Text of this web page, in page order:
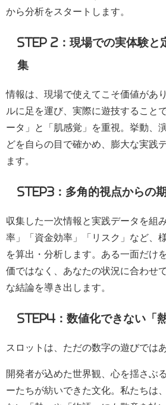
から分析をスタートします。
STEP 2：現場での実体験と
集
情報は、現場で使えてこそ価値があ
ルに足を運び、実際に遊技すること
ータ」と「肌感覚」を重視。挙動、
どを自らの目で確かめ、膨大な実践
ます。
STEP3：多角的視点からの
収集した一次情報と実践データを組
率」「資金効率」「リスク」など、
を算出・分析します。ある一面だけ
価ではなく、あなたの状況に合わせ
な結論を導き出します。
STEP4：数値化できない「
スロットは、ただの数字の遊びでは
開発者が込めた世界観、心を揺さぶ
ーたちが紡いできた文化。私たちは